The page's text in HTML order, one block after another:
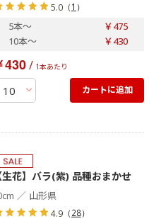
5.0 （1 ）
5本～
￥475
10本～ ￥430
430/ 1本あたり
カートに追加
生花】バラ(紫) 品種おまかせ
／ 山形県
4.9 （28）